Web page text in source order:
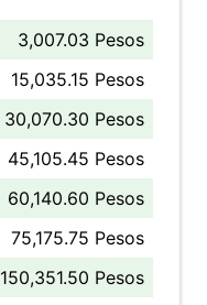
3,007.03 Pesos
15,035.15 Pesos
30,070.30 Pesos
45,105.45 Pesos
60,140.60 Pesos
75,175.75 Pesos
150,351.50 Pesos